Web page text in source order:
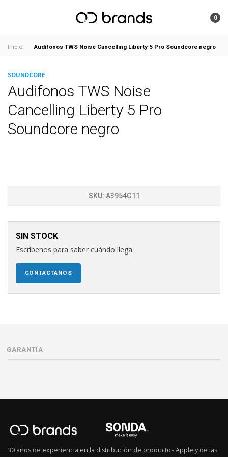
0
Inicio Audifonos TWS Noise Cancelling Liberty 5 Pro Soundcore negro
SOUNDCORE
Audifonos TWS Noise
Cancelling Liberty 5 Pro
Soundcore negro
SKU: A3954G11
SIN STOCK
Escríbenos para saber cuándo llega.
CONTÁCTANOS
GARANTÍA
30 años de experiencia en la distribución de productos Apple y de las